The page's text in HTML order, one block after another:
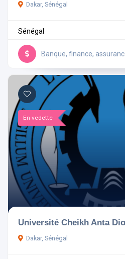
Dakar, Sénégal
Sénégal
Banque, finance,
En vedette
Université Cheikh Anta
Dakar, Sénégal